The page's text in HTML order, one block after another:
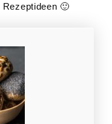
🙂